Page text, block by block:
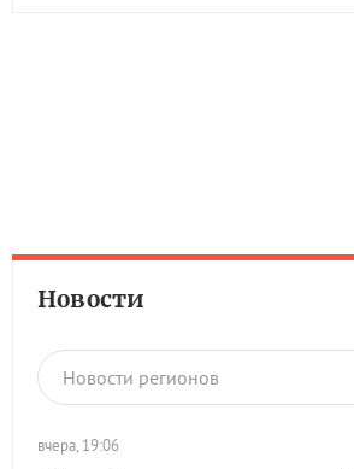
Новости
Новости регионов
вчера, 19:06